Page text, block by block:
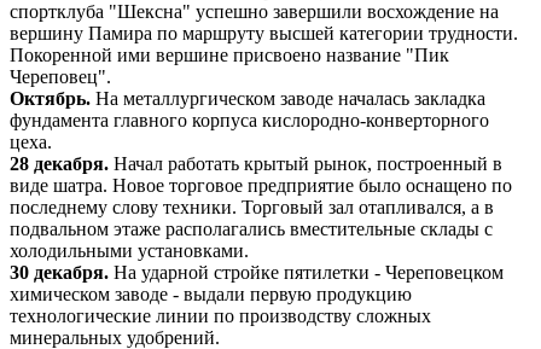
спортклуба "Шексна" успешно завершили восхождение на
вершину Памира по маршруту высшей категории трудности.
Покоренной ими вершине присвоено название "Пик
Череповец".
Октябрь. На металлургическом заводе началась закладка
фундамента главного корпуса кислородно-конверторного
цеха.
28 декабря. Начал работать крытый рынок, построенный в
виде шатра. Новое торговое предприятие было оснащено по
последнему слову техники. Торговый зал отапливался, а в
подвальном этаже располагались вместительные склады с
холодильными установками.
30 декабря. На ударной стройке пятилетки - Череповецком
химическом заводе - выдали первую продукцию
технологические линии по производству сложных
минеральных удобрений.